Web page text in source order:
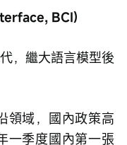
BCI)
，繼大語言模型後
領域，國內政策高
一季度國內第一張